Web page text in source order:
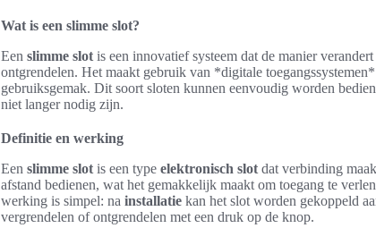
Wat is een slimme slot?
Een slimme slot is een innovatief systeem dat de manier
ontgrendelen. Het maakt gebruik van *digitale
gebruiksgemak. Dit soort sloten kunnen eenvoudig worden
niet langer nodig zijn.
Definitie en werking
Een slimme slot is een type elektronisch slot dat verbinding
afstand bedienen, wat het gemakkelijk maakt om toegang te
werking is simpel: na installatie kan het slot worden gekoppeld
vergrendelen of ontgrendelen met een druk op de knop.